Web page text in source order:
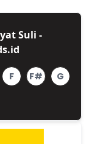
Suli -
F F#
G